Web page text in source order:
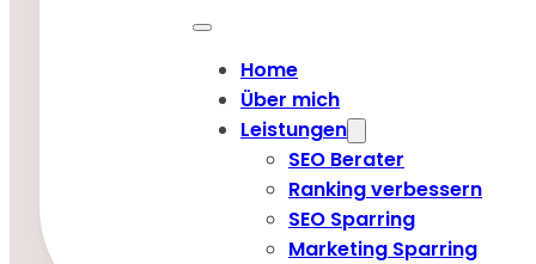
Home
Über mich
Leistungen
SEO Berater
Ranking verbessern
SEO Sparring
Marketing Sparring